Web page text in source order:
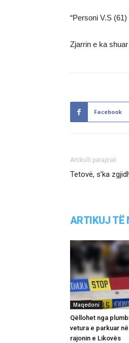
“Personi V.S
Zjarrin e ka
Facebook
Artikulli paraprak
Tetovë, s’ka
ARTIKUJ TË
Maqedoni
Qëllohet nga
vetura e parkuar
rajonin e Likovës